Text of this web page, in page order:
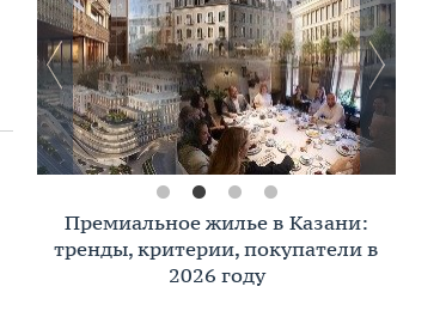
Премиальное жилье в Казани:
тренды, критерии, покупатели в
2026 году